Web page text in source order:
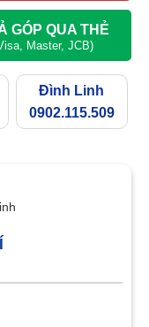
GÓP QUA THẺ
Master, JCB)
Đình Linh
0902.115.509